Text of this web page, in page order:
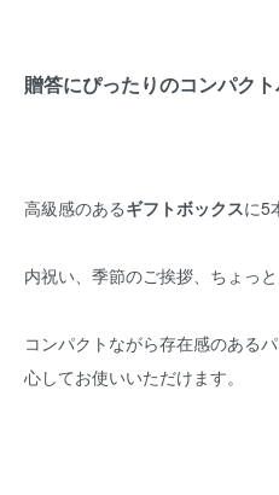
贈答にぴったりのコンパク
高級感のあるギフトボックスに5
内祝い、季節のご挨拶、ちょっ
コンパクトながら存在感のある
心してお使いいただけます。